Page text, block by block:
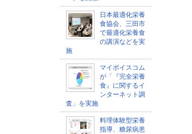
日本最適化栄養
食協会、三田市
で最適化栄養食
の講演などを実
施
マイボイスコム
が「『完全栄養
食』に関するイ
ンターネット調
査」を実施
料理体験型栄養
指導、糖尿病患